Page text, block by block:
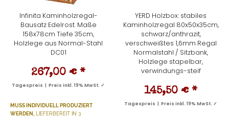
Infinita Kaminholzregal-
Bausatz Edelrost. Maße
158x78cm Tiefe 35cm,
Holzlege aus Normal-Stahl
DC01
267,00 € *
Tagespreis | Preis inkl. 19% MwSt. ✓
MUSS INDIVIDUELL PRODUZIERT
WERDEN,
LIEFERBEREIT IN 3
YERD Holzbox: stabiles
Kaminholzregal 80x50x35cm,
schwarz/anthrazit,
verschweißtes 1,6mm Regal
Normalstahl / Sitzbank,
Holzlege stapelbar,
verwindungs-steif
145,50 € *
Tagespreis | Preis inkl. 19% MwSt. ✓